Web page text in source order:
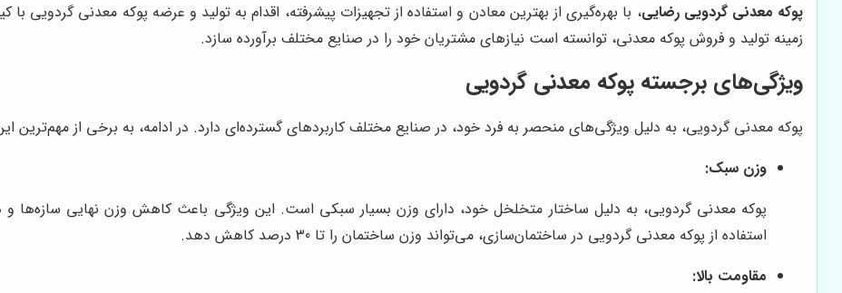
پوکه معدنی گردویی رضایی، با بهره‌گیری از بهترین معادن و استفاده از تجهیزات پیشرفته، اقدام به تولید و عرضه پوکه معدنی
زمینه تولید و فروش پوکه معدنی، توانسته است نیازهای مشتریان خود را در صنایع مختلف برآورده سازد.
ویژگی‌های برجسته پوکه معدنی گردویی
پوکه معدنی گردویی، به دلیل ویژگی‌های منحصر به فرد خود، در صنایع مختلف کاربردهای گسترده‌ای دارد. در ادامه، به برخی از مهم‌ترین
وزن سبک:
پوکه معدنی گردویی، به دلیل ساختار متخلخل خود، دارای وزن بسیار سبکی است. این ویژگی باعث کاهش وزن نهایی
استفاده از پوکه معدنی گردویی در ساختمان‌سازی، می‌تواند وزن ساختمان را تا 30 درصد کاهش دهد.
مقاومت بالا: